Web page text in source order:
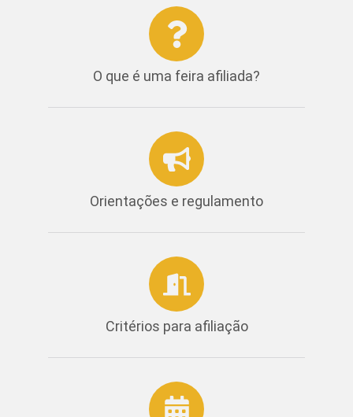
O que é uma feira afiliada?
Orientações e regulamento
Critérios para afiliação